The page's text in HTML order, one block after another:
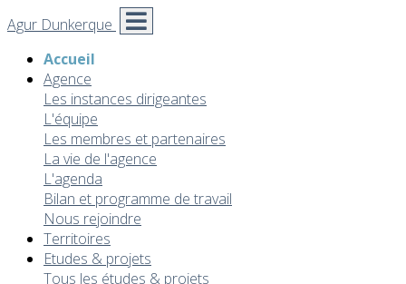
Agur Dunkerque
Accueil
Agence
Les instances dirigeantes
L'équipe
Les membres et partenaires
La vie de l'agence
L'agenda
Bilan et programme de travail
Nous rejoindre
Territoires
Etudes & projets
Tous les études & projets